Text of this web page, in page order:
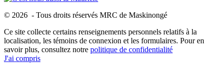
© 2026 - Tous droits réservés MRC de Maskinongé
Ce site collecte certains renseignements personnels relatifs à la
localisation, les témoins de connexion et les formulaires. Pour en
savoir plus, consultez notre politique de confidentialité
J'ai compris